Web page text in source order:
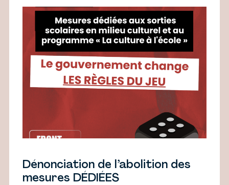
Dénonciation de l’abolition des
mesures DÉDIÉES